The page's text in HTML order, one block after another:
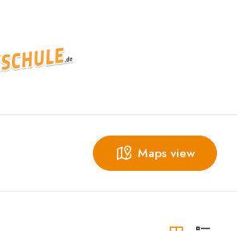
Maps view